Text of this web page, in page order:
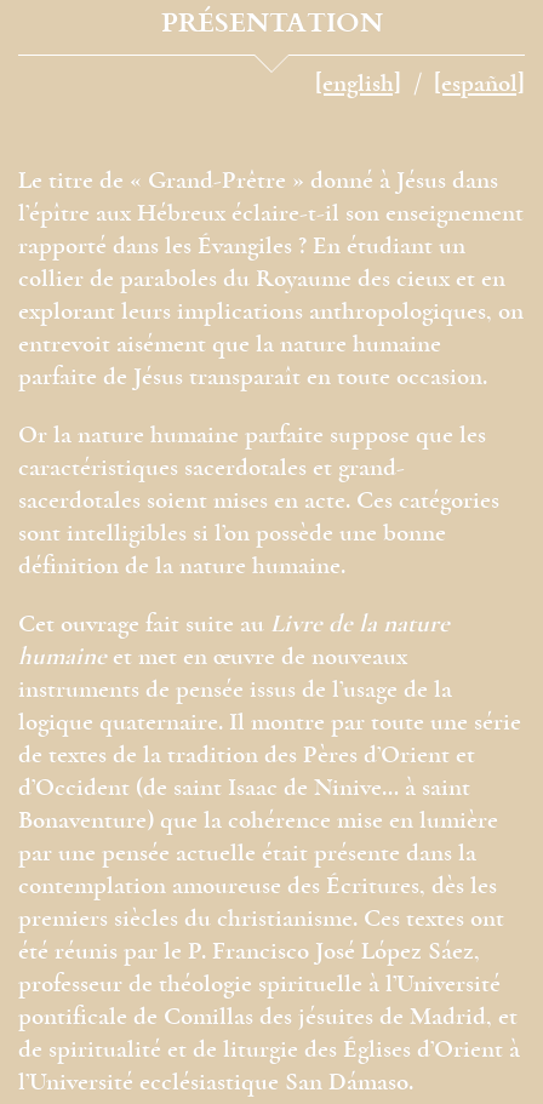
PRÉSENTATION
[english] [español]
Le titre de « Grand-Prêtre » donné à Jésus dans
l’épître aux Hébreux éclaire-t-il son enseignement
rapporté dans les Évangiles ? En étudiant un
collier de paraboles du Royaume des cieux et en
explorant leurs implications anthropologiques, on
entrevoit aisément que la nature humaine
parfaite de Jésus transparaît en toute occasion.
Or la nature humaine parfaite suppose que les
caractéristiques sacerdotales et grand-
sacerdotales soient mises en acte. Ces catégories
sont intelligibles si l’on possède une bonne
définition de la nature humaine.
Cet ouvrage fait suite au Livre de la nature
humaineet met en œuvre de nouveaux
instruments de pensée issus de l’usage de la
logique quaternaire. Il montre par toute une série
de textes de la tradition des Pères d’Orient et
d’Occident (de saint Isaac de Ninive… à saint
Bonaventure) que la cohérence mise en lumière
par une pensée actuelle était présente dans la
contemplation amoureuse des Écritures, dès les
premiers siècles du christianisme. Ces textes ont
été réunis par le P. Francisco José López Sáez,
professeur de théologie spirituelle à l’Université
pontificale de Comillas des jésuites de Madrid, et
de spiritualité et de liturgie des Églises d’Orient à
l’Université ecclésiastique San Dámaso.